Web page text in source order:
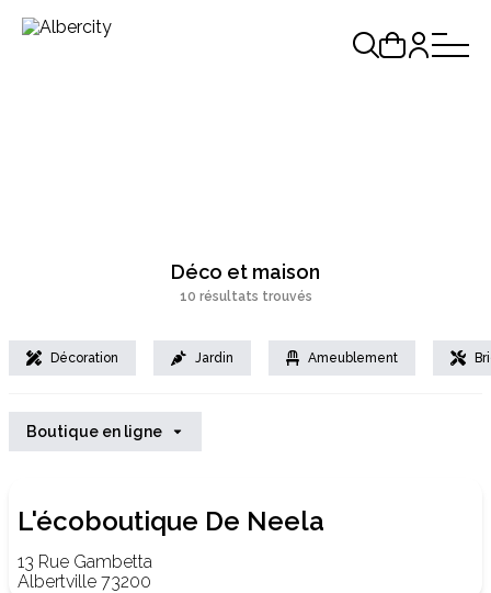
Déco et maison
10 résultats trouvés
Décoration Jardin Ameublement
Boutique en ligne
L'écoboutique De Neela
13 Rue Gambetta
Albertville 73200